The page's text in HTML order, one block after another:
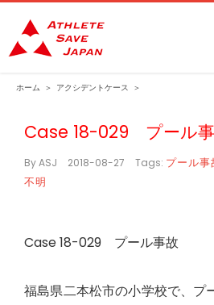
content
ホーム ＞ アクシデントケース ＞
Case 18-029 プール
ByASJ 2018-08-27 Tags: プール事
不明
Case 18-029 プール事故
福島県二本松市の小学校で、プ